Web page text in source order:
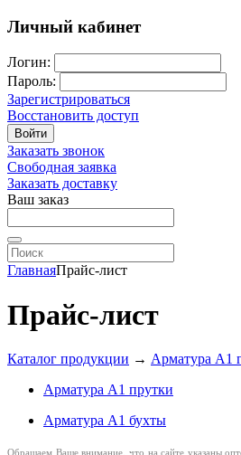
Личный кабинет
Логин:
Пароль:
Зарегистрироваться
Восстановить доступ
Войти
Заказать звонок
Свободная заявка
Заказать доставку
Ваш заказ
ГлавнаяПрайс-лист
Прайс-лист
Каталог продукции → Арматура А1
Арматура А1 прутки
Арматура А1 бухты